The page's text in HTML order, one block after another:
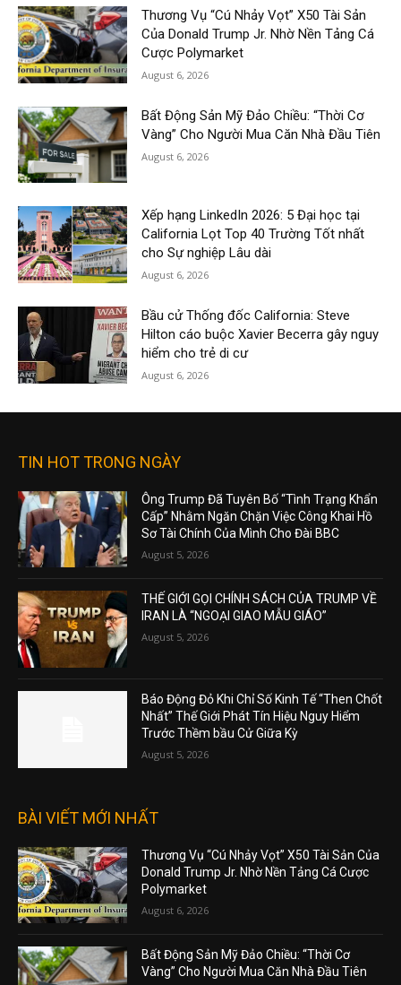
Thương Vụ “Cú Nhảy Vọt” X50 Tài Sản
Của Donald Trump Jr. Nhờ Nền Tảng Cá
Cược Polymarket
August 6, 2026
Bất Động Sản Mỹ Đảo Chiều: “Thời Cơ
Vàng” Cho Người Mua Căn Nhà Đầu Tiên
August 6, 2026
Xếp hạng LinkedIn 2026: 5 Đại học tại
California Lọt Top 40 Trường Tốt nhất
cho Sự nghiệp Lâu dài
August 6, 2026
Bầu cử Thống đốc California: Steve
Hilton cáo buộc Xavier Becerra gây nguy
hiểm cho trẻ di cư
August 6, 2026
TIN HOT TRONG NGÀY
Ông Trump Đã Tuyên Bố “Tình Trạng Khẩn
Cấp” Nhằm Ngăn Chặn Việc Công Khai Hồ
Sơ Tài Chính Của Mình Cho Đài BBC
August 5, 2026
THẾ GIỚI GỌI CHÍNH SÁCH CỦA TRUMP VỀ
IRAN LÀ “NGOẠI GIAO MẪU GIÁO”
August 5, 2026
Báo Động Đỏ Khi Chỉ Số Kinh Tế “Then Chốt
Nhất” Thế Giới Phát Tín Hiệu Nguy Hiểm
Trước Thềm bầu Cử Giữa Kỳ
August 5, 2026
BÀI VIẾT MỚI NHẤT
Thương Vụ “Cú Nhảy Vọt” X50 Tài Sản Của
Donald Trump Jr. Nhờ Nền Tảng Cá Cược
Polymarket
August 6, 2026
Bất Động Sản Mỹ Đảo Chiều: “Thời Cơ
Vàng” Cho Người Mua Căn Nhà Đầu Tiên